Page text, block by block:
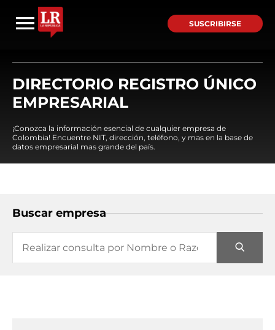
SUSCRIBIRSE
DIRECTORIO REGISTRO ÚNICO
EMPRESARIAL
¡Conozca la información esencial de cualquier empresa de
Colombia! Encuentre NIT, dirección, teléfono, y mas en la base de
datos empresarial mas grande del país.
Buscar empresa